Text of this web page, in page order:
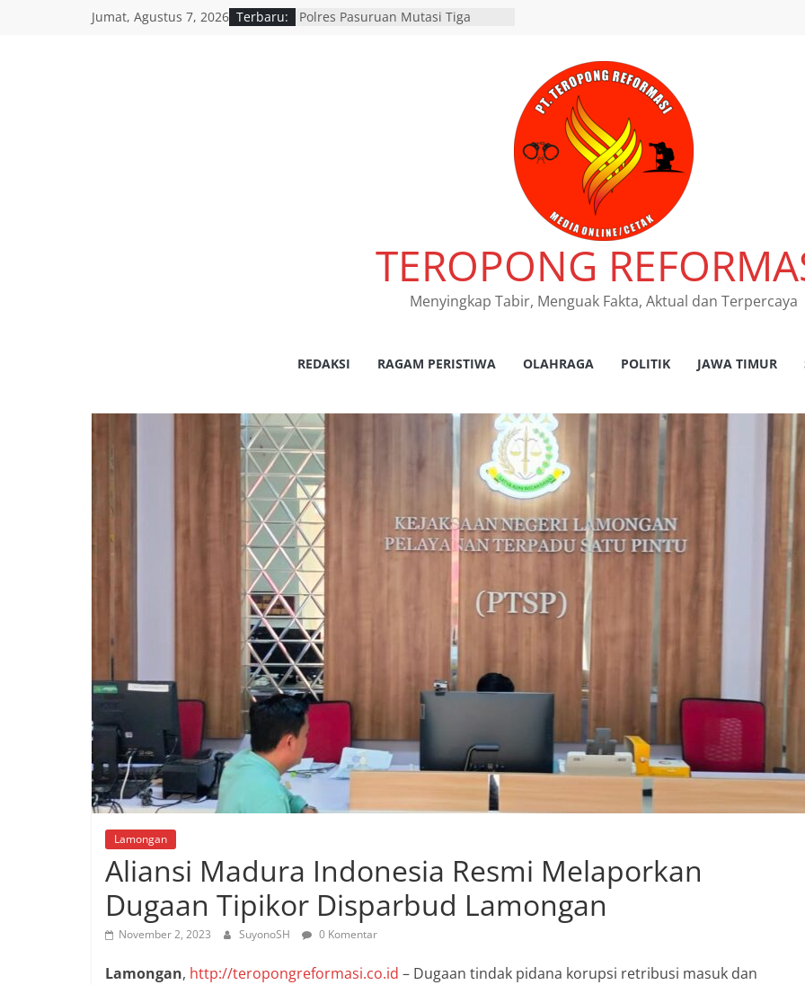
Jumat, Agustus 7, 2026 Terbaru:
Polres Pasuruan Mutasi Tiga
resmi menggelar program
pemutihan dan pembebasan pajak
daerah di seluruh kantor Samsat
TEROPONG
Menyingkap Tabir, Menguak Fakta, Aktual dan Terpercaya
REDAKSI RAGAM PERISTIWA OLAHRAGA POLITIK JAWA TIMUR
Lamongan
Aliansi Madura Indonesia Resmi Melaporkan
Dugaan Tipikor Disparbud Lamongan
November 2, 2023 SuyonoSH 0 Komentar
Lamongan, http://teropongreformasi.co.id – Dugaan tindak pidana korupsi retribusi masuk dan
Breaking news
Peristiwa
Situbondo
Tragedi Meninggalnya
Seorang Pria Saat Mandi
Sumber Mata Air Desa
Situbondo
Agustus 11, 2023